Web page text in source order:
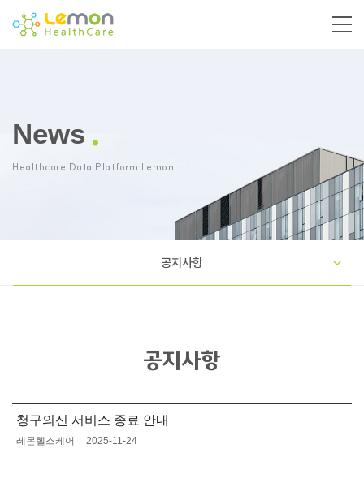
News
Healthcare Data Platform Lemon
공지사항
공지사항
청구의신 서비스 종료 안내
레몬헬스케어 2025-11-24